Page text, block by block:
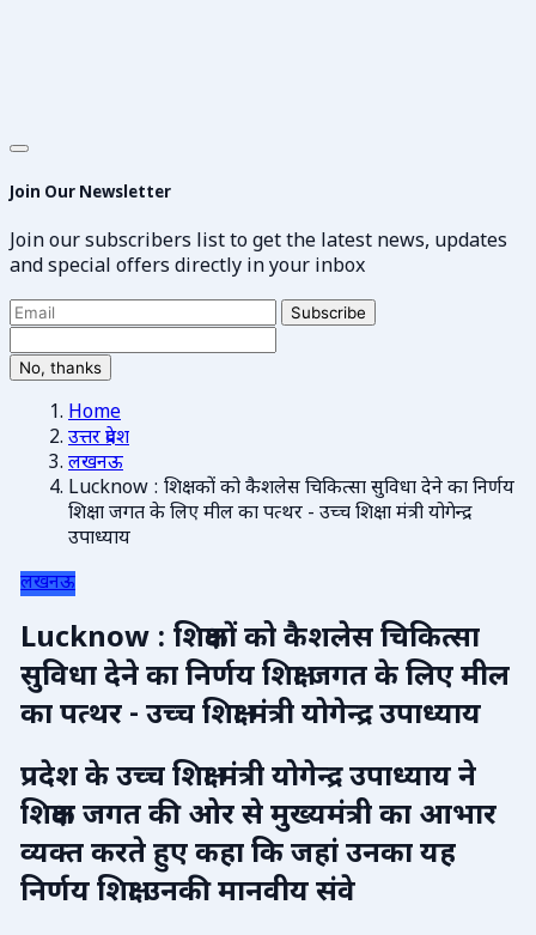
Join Our Newsletter
Join our subscribers list to get the latest news, updates
and special offers directly in your inbox
Subscribe
No, thanks
Home
उत्तर प्रदेश
लखनऊ
Lucknow : शिक्षकों को कैशलेस चिकित्सा सुविधा देने का निर्णय
शिक्षा जगत के लिए मील का पत्थर - उच्च शिक्षा मंत्री योगेन्द्र
उपाध्याय
लखनऊ
Lucknow : शिक्षकों को कैशलेस चिकित्सा
सुविधा देने का निर्णय शिक्षा जगत के लिए मील
का पत्थर - उच्च शिक्षा मंत्री योगेन्द्र उपाध्याय
प्रदेश के उच्च शिक्षा मंत्री योगेन्द्र उपाध्याय ने
शिक्षक जगत की ओर से मुख्यमंत्री का आभार
व्यक्त करते हुए कहा कि जहां उनका यह
निर्णय शिक्षा उनकी मानवीय संवे